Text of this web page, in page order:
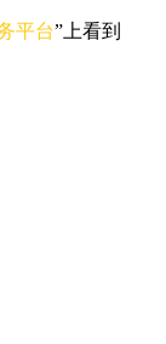
平台”上看到